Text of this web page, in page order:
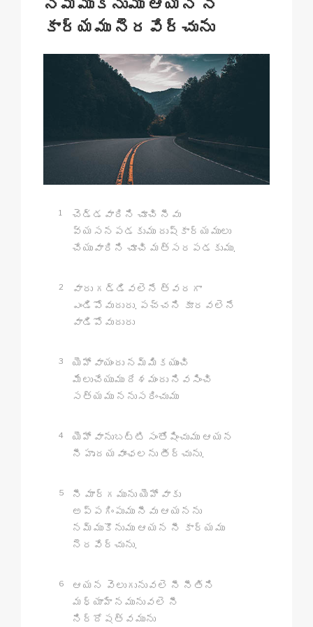
నమ్ముకొనుము ఆయన నీ
కార్యము నెరవేర్చును
1
చెడ్డవారిని చూచి నీవు
వ్యసనపడకుము దుష్కార్యములు
చేయువారిని చూచి మత్సరపడకుము.
2
వారు గడ్డివలెనే త్వరగా
ఎండిపోవుదురు. పచ్చని కూరవలెనే
వాడిపోవుదురు
3
యెహోవాయందు నమ్మికయుంచి
మేలుచేయుము దేశమందు నివసించి
సత్యము ననుసరించుము
4
యెహోవానుబట్టి సంతోషించుము ఆయన
నీ హృదయవాంఛలను తీర్చును.
5
నీ మార్గమును యెహోవాకు
అప్పగింపుము నీవు ఆయనను
నమ్ముకొనుము ఆయన నీ కార్యము
నెరవేర్చును.
6
ఆయన వెలుగునువలె నీ నీతిని
మధ్యాహ్నమునువలె నీ
నిర్దోషత్వమును